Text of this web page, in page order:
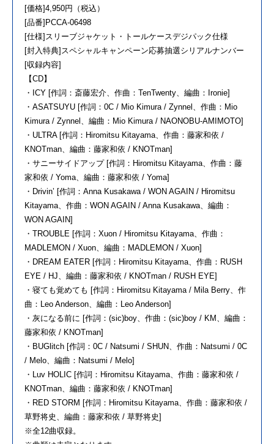
[価格]4,950円（税込）
[品番]PCCA-06498
[仕様]スリーブジャケット・トールケースデジパック仕様
[封入特典]スペシャルキャンペーン応募抽選シリアルナンバー
[収録内容]
【CD】
・ICY [作詞：斎藤宏介、作曲：TenTwenty、編曲：Ironie]
・ASATSUYU [作詞：0C / Mio Kimura / Zynnel、作曲：Mio
Kimura / Zynnel、編曲：Mio Kimura / NAONOBU-AMIMOTO]
・ULTRA [作詞：Hiromitsu Kitayama、作曲：藤家和依 /
KNOTman、編曲：藤家和依 / KNOTman]
・サニーサイドアップ [作詞：Hiromitsu Kitayama、作曲：藤
家和依 / Yoma、編曲：藤家和依 / Yoma]
・Drivin’ [作詞：Anna Kusakawa / WON AGAIN / Hiromitsu
Kitayama、作曲：WON AGAIN / Anna Kusakawa、編曲：
WON AGAIN]
・TROUBLE [作詞：Xuon / Hiromitsu Kitayama、作曲：
MADLEMON / Xuon、編曲：MADLEMON / Xuon]
・DREAM EATER [作詞：Hiromitsu Kitayama、作曲：RUSH
EYE / HJ、編曲：藤家和依 / KNOTman / RUSH EYE]
・寝ても覚めても [作詞：Hiromitsu Kitayama / Mila Berry、作
曲：Leo Anderson、編曲：Leo Anderson]
・灰になる前に [作詞：(sic)boy、作曲：(sic)boy / KM、編曲：
藤家和依 / KNOTman]
・BUGlitch [作詞：0C / Natsumi / SHUN、作曲：Natsumi / 0C
/ Melo、編曲：Natsumi / Melo]
・Luv HOLIC [作詞：Hiromitsu Kitayama、作曲：藤家和依 /
KNOTman、編曲：藤家和依 / KNOTman]
・RED STORM [作詞：Hiromitsu Kitayama、作曲：藤家和依 /
草野将史、編曲：藤家和依 / 草野将史]
※全12曲収録。